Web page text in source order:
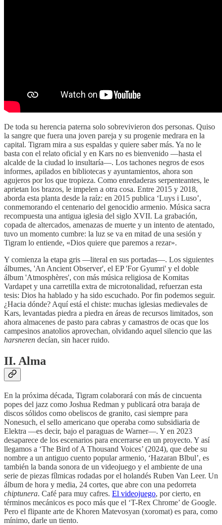
De toda su herencia paterna solo sobrevivieron dos personas. Quiso
la sangre que fuera una joven pareja y su progenie medrara en la
capital. Tigram mira a sus espaldas y quiere saber más. Ya no le
basta con el relato oficial y en Kars no es bienvenido —hasta el
alcalde de la ciudad lo insultaría—. Los tachones negros de esos
informes, apilados en bibliotecas y ayuntamientos, ahora son
agujeros por los que tropieza. Como enredaderas serpenteantes, le
aprietan los brazos, le impelen a otra cosa. Entre 2015 y 2018,
aborda esta planta desde la raíz: en 2015 publica ‘Luys i Luso’,
conmemorando el centenario del genocidio armenio. Música sacra
recompuesta una antigua iglesia del siglo XVII. La grabación,
copada de altercados, amenazas de muerte y un intento de atentado,
tuvo un momento cumbre: la luz se va en mitad de una sesión y
Tigram lo entiende, «Dios quiere que paremos a rezar».
Y comienza la etapa gris —literal en sus portadas—. Los siguientes
álbumes, 'An Ancient Observer', el EP 'For Gyumri' y el doble
álbum 'Atmosphères', con más música religiosa de Komitas
Vardapet y una carretilla extra de microtonalidad, refuerzan esta
tesis: Dios ha hablado y ha sido escuchado. Por fin podemos seguir.
¿Hacia dónde? Aquí está el chiste: muchas iglesias medievales de
Kars, levantadas piedra a piedra en áreas de recursos limitados, son
ahora almacenes de pasto para cabras y camastros de ocas que los
campesinos anatolios aprovechan, olvidando aquel silencio que las
harsneren decían, sin hacer ruido.
II. Alma
En la próxima década, Tigram colaborará con más de cincuenta
popes del jazz como Joshua Redman y publicará otra baraja de
discos sólidos como obeliscos de granito, casi siempre para
Nonesuch, el sello americano que operaba como subsidiaria de
Elektra —es decir, bajo el paraguas de Warner—. Y en 2023
desaparece de los escenarios para encerrarse en un proyecto. Y así
llegamos a ‘The Bird of A Thousand Voices’ (2024), que debe su
nombre a un antiguo cuento popular armenio, ‘Hazaran Blbul’, es
también la banda sonora de un videojuego y el ambiente de una
serie de piezas fílmicas rodadas por el holandés Ruben Van Leer. Un
álbum de hora y media, 24 cortes, que abre con una pedorreta
chiptunera. Café para muy cafres. El videojuego, por cierto, en
términos mecánicos es poco más que el ‘T-Rex Chrome’ de Google.
Pero el flipante arte de Khoren Matevosyan (xoromat) es para, como
mínimo, darle un tiento.